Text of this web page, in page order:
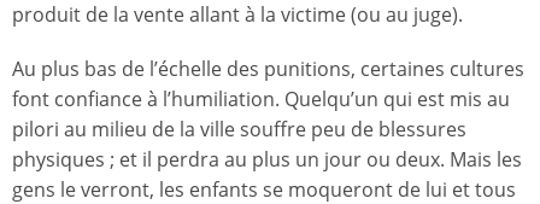
produit de la vente allant à la victime (ou au juge).
Au plus bas de l’échelle des punitions, certaines cultures
font confiance à l’humiliation. Quelqu’un qui est mis au
pilori au milieu de la ville souffre peu de blessures
physiques ; et il perdra au plus un jour ou deux. Mais les
gens le verront, les enfants se moqueront de lui et tous